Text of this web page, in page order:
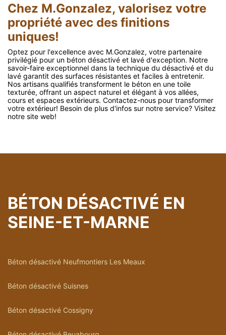
Chez M.Gonzalez, valorisez votre
propriété avec des finitions
uniques!
Optez pour l'excellence avec M.Gonzalez, votre partenaire
privilégié pour un béton désactivé et lavé d'exception. Notre
savoir-faire exceptionnel dans la technique du désactivé et du
lavé garantit des surfaces résistantes et faciles à entretenir.
Nos artisans qualifiés transforment le béton en une toile
texturée, offrant un aspect naturel et élégant à vos allées,
cours et espaces extérieurs. Contactez-nous pour transformer
votre extérieur! Besoin de plus d'infos sur notre service? Visitez
notre site web!
BÉTON DÉSACTIVÉ EN
SEINE-ET-MARNE
Béton désactivé Neufmontiers Les Meaux
Béton désactivé Suisnes
Béton désactivé Cossigny